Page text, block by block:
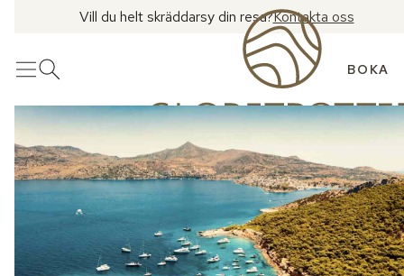
Vill du helt skräddarsy din resa?Kontakta oss
MenyÖppna sök BOKA